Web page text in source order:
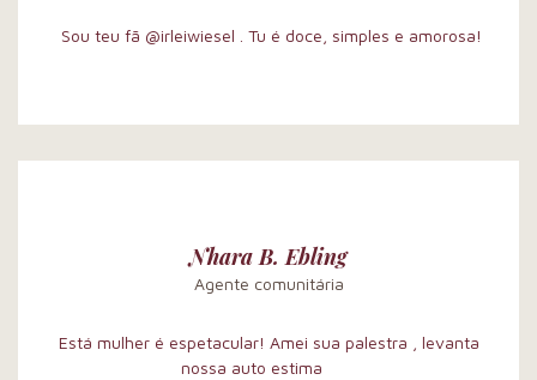
Sou teu fã @irleiwiesel . Tu é doce, simples e amorosa!
Nhara B. Ebling
Agente comunitária
Está mulher é espetacular! Amei sua palestra , levanta
nossa auto estima